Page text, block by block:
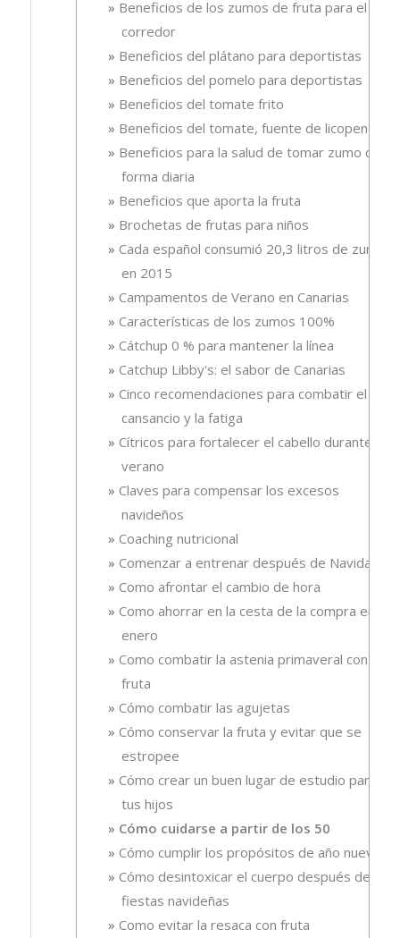
Beneficios de los zumos de fruta para el
corredor
Beneficios del plátano para deportistas
Beneficios del pomelo para deportistas
Beneficios del tomate frito
Beneficios del tomate, fuente de licopeno
Beneficios para la salud de tomar zumo de
forma diaria
Beneficios que aporta la fruta
Brochetas de frutas para niños
Cada español consumió 20,3 litros de zumo
en 2015
Campamentos de Verano en Canarias
Características de los zumos 100%
Cátchup 0 % para mantener la línea
Catchup Libby's: el sabor de Canarias
Cinco recomendaciones para combatir el
cansancio y la fatiga
Cítricos para fortalecer el cabello durante el
verano
Claves para compensar los excesos
navideños
Coaching nutricional
Comenzar a entrenar después de Navidad
Como afrontar el cambio de hora
Como ahorrar en la cesta de la compra en
enero
Como combatir la astenia primaveral con
fruta
Cómo combatir las agujetas
Cómo conservar la fruta y evitar que se
estropee
Cómo crear un buen lugar de estudio para
tus hijos
Cómo cuidarse a partir de los 50
Cómo cumplir los propósitos de año nuevo
Cómo desintoxicar el cuerpo después de las
fiestas navideñas
Como evitar la resaca con fruta